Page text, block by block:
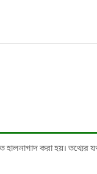
করা হয়। তথ্যের